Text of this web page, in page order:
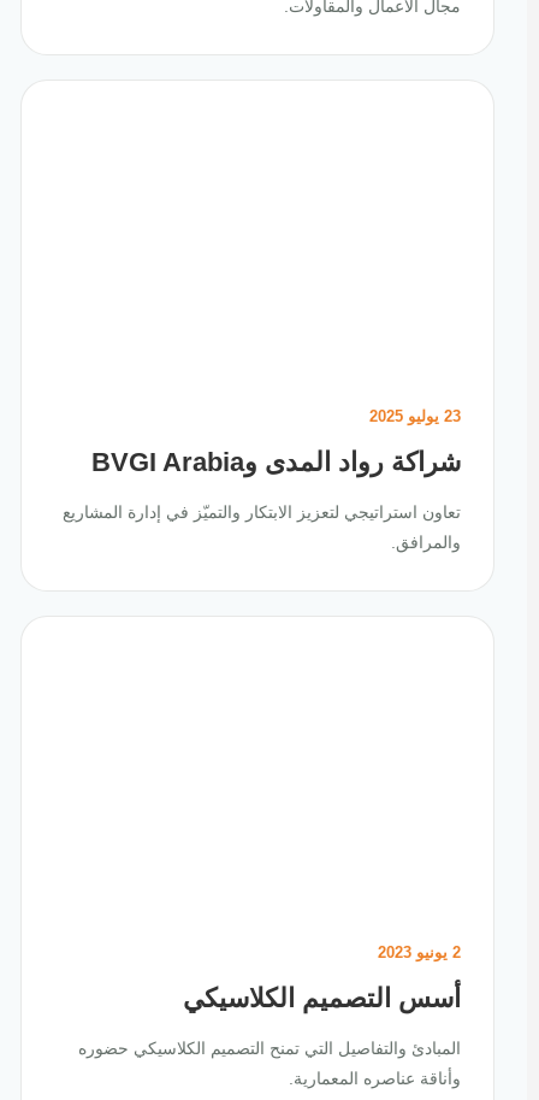
مجال الأعمال والمقاولات.
23 يوليو 2025
شراكة رواد المدى وBVGI Arabia
تعاون استراتيجي لتعزيز الابتكار والتميّز في إدارة المشاريع
والمرافق.
أسس التصميم الكلاسيكي
المبادئ والتفاصيل التي تمنح التصميم الكلاسيكي حضوره
وأناقة عناصره المعمارية.